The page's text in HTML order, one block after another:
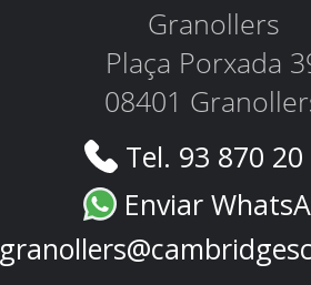
Granollers
Plaça Porxada
08401
Tel. 93 870
Enviar